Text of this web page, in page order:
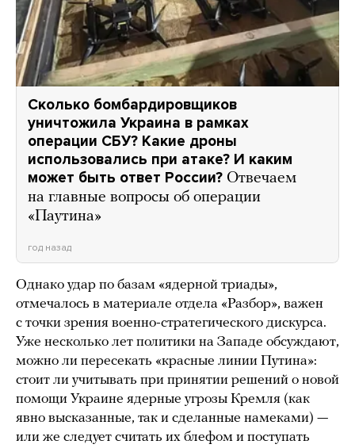
Сколько бомбардировщиков
уничтожила Украина в рамках
операции СБУ? Какие дроны
использовались при атаке? И каким
может быть ответ России? Отвечаем
на главные вопросы об операции
«Паутина»
год назад
Однако удар по базам «ядерной триады»,
отмечалось в материале отдела «Разбор», важен
с точки зрения военно-стратегического дискурса.
Уже несколько лет политики на Западе обсуждают,
можно ли пересекать «красные линии Путина»:
стоит ли учитывать при принятии решений о новой
помощи Украине ядерные угрозы Кремля (как
явно высказанные, так и сделанные намеками) —
или же следует считать их блефом и поступать